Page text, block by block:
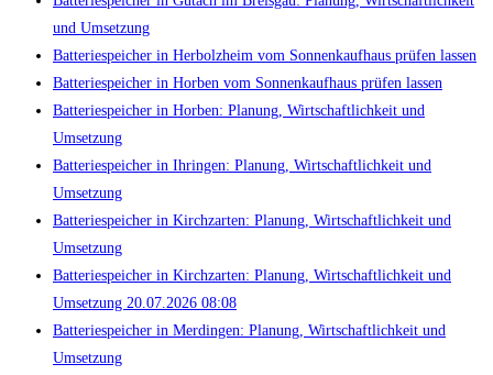
und Umsetzung
Batteriespeicher in Herbolzheim vom Sonnenkaufhaus prüfen lassen
Batteriespeicher in Horben vom Sonnenkaufhaus prüfen lassen
Batteriespeicher in Horben: Planung, Wirtschaftlichkeit und
Umsetzung
Batteriespeicher in Ihringen: Planung, Wirtschaftlichkeit und
Umsetzung
Batteriespeicher in Kirchzarten: Planung, Wirtschaftlichkeit und
Umsetzung
Batteriespeicher in Kirchzarten: Planung, Wirtschaftlichkeit und
Umsetzung 20.07.2026 08:08
Batteriespeicher in Merdingen: Planung, Wirtschaftlichkeit und
Umsetzung